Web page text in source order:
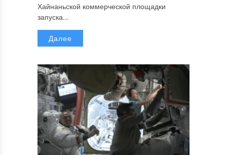
Хайнаньской коммерческой площадки
запуска...
Далее